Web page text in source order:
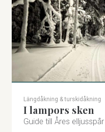
Längdåkning & turskidåkning
I lampors sken
Guide till Åres elljusspår